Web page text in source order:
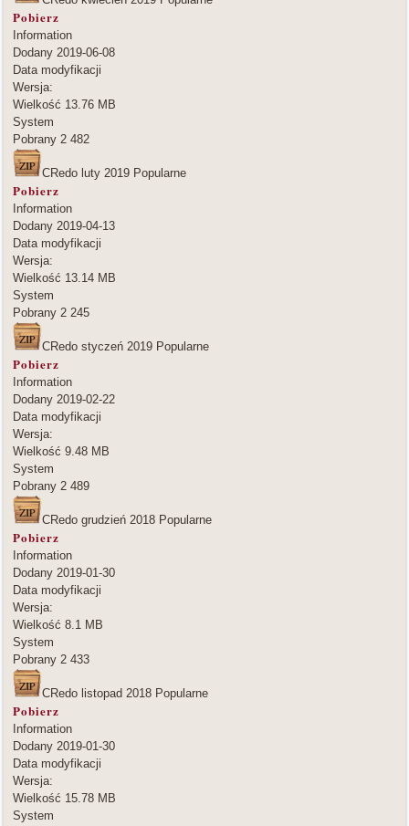
Pobierz
Information
Dodany 2019-06-08
Data modyfikacji
Wersja:
Wielkość 13.76 MB
System
Pobrany 2 482
CRedo luty 2019 Popularne
Pobierz
Information
Dodany 2019-04-13
Data modyfikacji
Wersja:
Wielkość 13.14 MB
System
Pobrany 2 245
CRedo styczeń 2019 Popularne
Pobierz
Information
Dodany 2019-02-22
Data modyfikacji
Wersja:
Wielkość 9.48 MB
System
Pobrany 2 489
CRedo grudzień 2018 Popularne
Pobierz
Information
Dodany 2019-01-30
Data modyfikacji
Wersja:
Wielkość 8.1 MB
System
Pobrany 2 433
CRedo listopad 2018 Popularne
Pobierz
Information
Dodany 2019-01-30
Data modyfikacji
Wersja:
Wielkość 15.78 MB
System